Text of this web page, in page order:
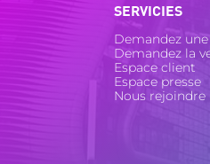
SERVICIES
Demandez
Demandez la
Espace client
Espace presse
Nous rejoindre